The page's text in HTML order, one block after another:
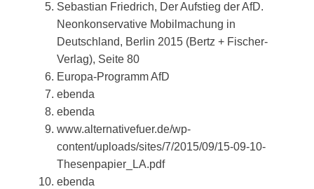
Sebastian Friedrich, Der Aufstieg der AfD.
Neonkonservative Mobilmachung in
Deutschland, Berlin 2015 (Bertz + Fischer-
Verlag), Seite 80
Europa-Programm AfD
ebenda
ebenda
www.alternativefuer.de/wp-
content/uploads/sites/7/2015/09/15-09-10-
Thesenpapier_LA.pdf
ebenda